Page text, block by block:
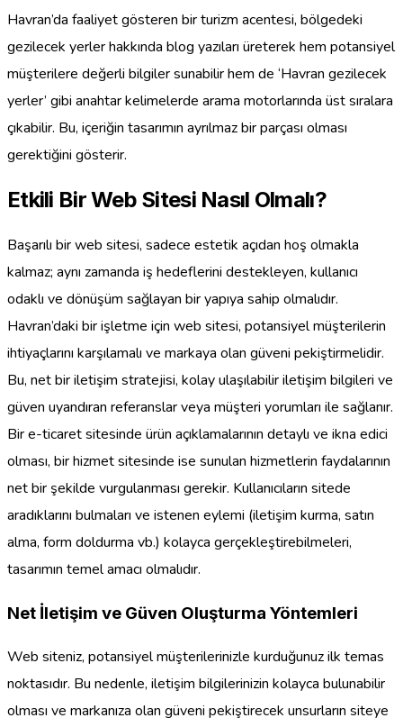
Havran’da faaliyet gösteren bir turizm acentesi, bölgedeki
gezilecek yerler hakkında blog yazıları üreterek hem potansiyel
müşterilere değerli bilgiler sunabilir hem de ‘Havran gezilecek
yerler’ gibi anahtar kelimelerde arama motorlarında üst sıralara
çıkabilir. Bu, içeriğin tasarımın ayrılmaz bir parçası olması
gerektiğini gösterir.
Etkili Bir Web Sitesi Nasıl Olmalı?
Başarılı bir web sitesi, sadece estetik açıdan hoş olmakla
kalmaz; aynı zamanda iş hedeflerini destekleyen, kullanıcı
odaklı ve dönüşüm sağlayan bir yapıya sahip olmalıdır.
Havran’daki bir işletme için web sitesi, potansiyel müşterilerin
ihtiyaçlarını karşılamalı ve markaya olan güveni pekiştirmelidir.
Bu, net bir iletişim stratejisi, kolay ulaşılabilir iletişim bilgileri ve
güven uyandıran referanslar veya müşteri yorumları ile sağlanır.
Bir e-ticaret sitesinde ürün açıklamalarının detaylı ve ikna edici
olması, bir hizmet sitesinde ise sunulan hizmetlerin faydalarının
net bir şekilde vurgulanması gerekir. Kullanıcıların sitede
aradıklarını bulmaları ve istenen eylemi (iletişim kurma, satın
alma, form doldurma vb.) kolayca gerçekleştirebilmeleri,
tasarımın temel amacı olmalıdır.
Net İletişim ve Güven Oluşturma Yöntemleri
Web siteniz, potansiyel müşterilerinizle kurduğunuz ilk temas
noktasıdır. Bu nedenle, iletişim bilgilerinizin kolayca bulunabilir
olması ve markanıza olan güveni pekiştirecek unsurların siteye